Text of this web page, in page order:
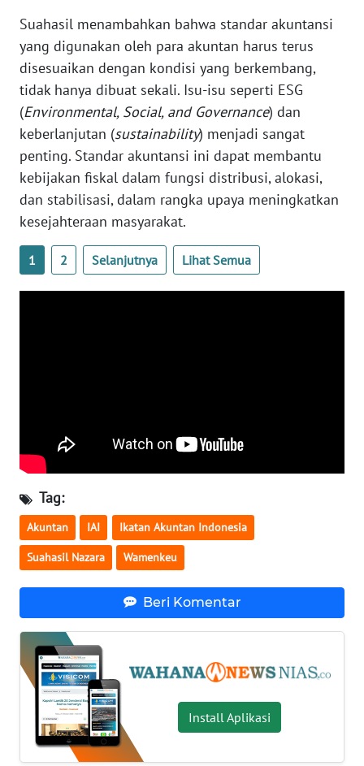
Suahasil menambahkan bahwa standar akuntansi
yang digunakan oleh para akuntan harus terus
disesuaikan dengan kondisi yang berkembang,
tidak hanya dibuat sekali. Isu-isu seperti ESG
(Environmental, Social, and Governance) dan
keberlanjutan (sustainability) menjadi sangat
penting. Standar akuntansi ini dapat membantu
kebijakan fiskal dalam fungsi distribusi, alokasi,
dan stabilisasi, dalam rangka upaya meningkatkan
kesejahteraan masyarakat.
1 2 Selanjutnya Lihat Semua
Tag:
Akuntan IAI Ikatan Akuntan Indonesia
Suahasil Nazara Wamenkeu
Beri Komentar
Install Aplikasi
WN
BENGKULU
WN
LAMPUNG
WN
JATENG
WN
NUSANTARA
WN
JOGJA
WN
KALBAR
WN
KALTENG
WN
KALTARA
WN
KALSEL
WN
KALTIM